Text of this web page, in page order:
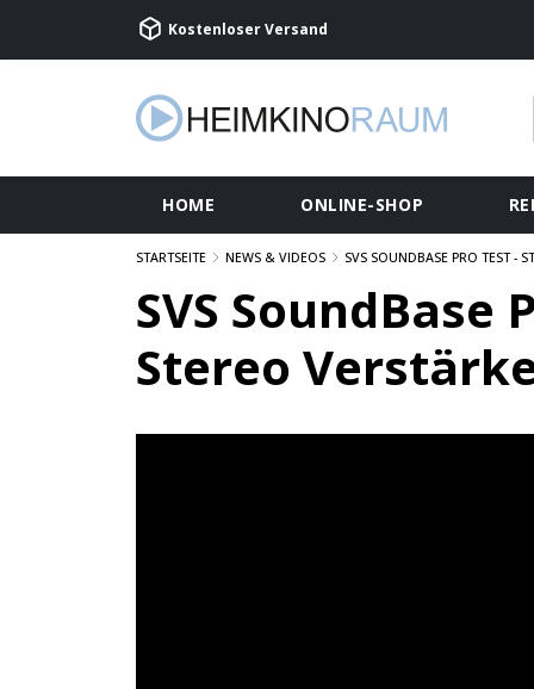
Kostenloser Versand
HOME ONLINE-SHOP
STARTSEITE NEWS & VIDEOS SVS SOUNDBASE PRO TEST -
SVS SoundBase
Stereo